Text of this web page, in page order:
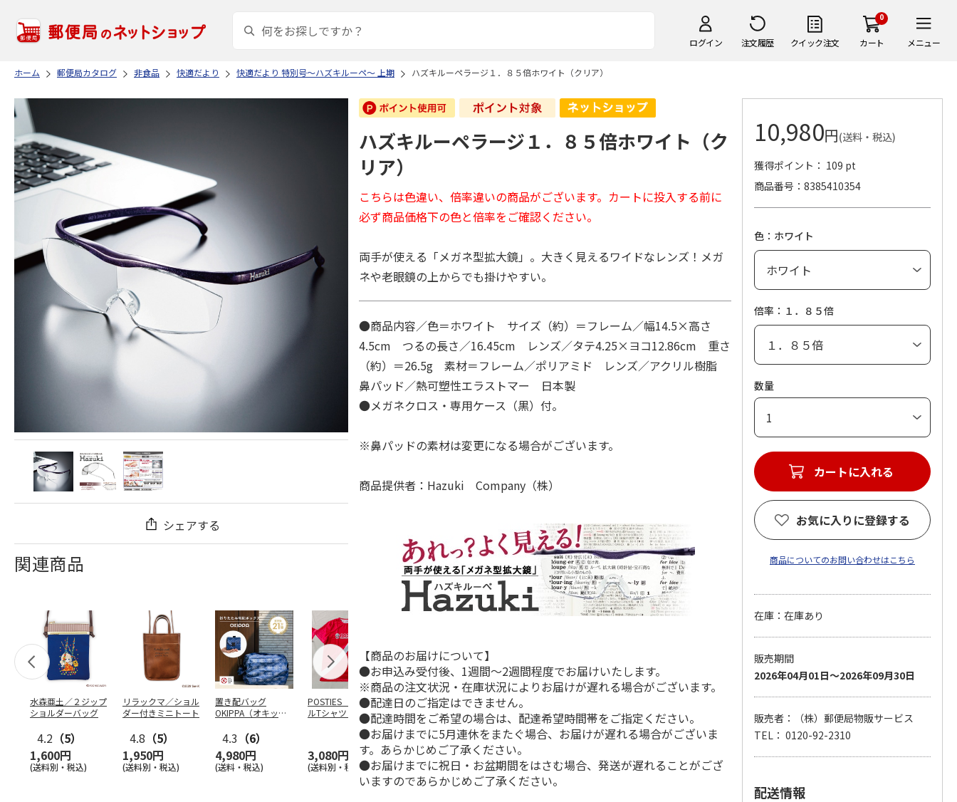
ログイン 注文履歴 クイック注文
0
カート メニュー
ホーム 郵便局カタログ 非食品 快適だより 快適だより 特別号～ハズキルーペ～ 上期 ハズキルーペラージ１．８５倍ホワイト（クリア）
シェアする
関連商品
水森亜土／２ジップ
ショルダーバッグ
4.2 （5）
1,600円
(送料別・税込)
リラックマ／ショル
ダー付きミニトート
4.8 （5）
1,950円
(送料別・税込)
置き配バッグ
OKIPPA（オキッ
4.3 （6）
4,980円
(送料・税込)
POSTIES オリジナ
ルTシャツ Sサイズ
3,080円
(送料別・税込)
アニメ『ジョジョの
奇妙な冒険 黄金の
風』CITY POP…
5.0（3）
4,939円
(送料別・税込)
コジコジ／ショルダ
ー付きバッグ
4.5（6）
1,760円
(送料別・税込)
奇妙な冒険 黄金の
風』CITY POP…
4.8（4）
(送料別・税込)
『ジョジョの奇妙な
冒険 スターダスト
クルセイダース』
ワー …
(送料別・税込)
『ジョジョの奇妙な
冒険 スターダスト
クルセイダース』
トラ…
3,300円
「I’m Doraemon」
× カオル 郵便局限
定モデル（…
4,840円
ハズキルーペラージ１．８５倍ホワイト（ク
リア）
こちらは色違い、倍率違いの商品がございます。カートに投入する前に
必ず商品価格下の色と倍率をご確認ください。
両手が使える「メガネ型拡大鏡」。大きく見えるワイドなレンズ！メガ
ネや老眼鏡の上からでも掛けやすい。
●商品内容／色＝ホワイト サイズ（約）＝フレーム／幅14.5×高さ
4.5cm つるの長さ／16.45cm レンズ／タテ4.25×ヨコ12.86cm 重さ
（約）＝26.5g 素材＝フレーム／ポリアミド レンズ／アクリル樹脂
鼻パッド／熱可塑性エラストマー 日本製
●メガネクロス・専用ケース（黒）付。
※鼻パッドの素材は変更になる場合がございます。
商品提供者：Hazuki Company（株）
【商品のお届けについて】
●お申込み受付後、1週間～2週間程度でお届けいたします。
※商品の注文状況・在庫状況によりお届けが遅れる場合がございます。
●配達日のご指定はできません。
●配達時間をご希望の場合は、配達希望時間帯をご指定ください。
●お届けまでに5月連休をまたぐ場合、お届けが遅れる場合がございま
す。あらかじめご了承ください。
●お届けまでに祝日・お盆期間をはさむ場合、発送が遅れることがござ
いますのであらかじめご了承ください。
10,980円(送料・税込)
獲得ポイント： 109 pt
商品番号
8385410354
色：ホワイト
倍率：１．８５倍
数量
カートに入れる
お気に入りに登録する
商品についてのお問い合わせはこちら
在庫：在庫あり
販売期間
2026年04月01日～2026年09月30日
販売者：（株）郵便局物販サービス
TEL： 0120-92-2310
配送情報